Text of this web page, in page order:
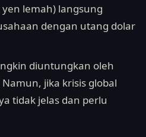
lemah) langsung
dengan utang dolar
diuntungkan oleh
jika krisis global
tidak jelas dan perlu